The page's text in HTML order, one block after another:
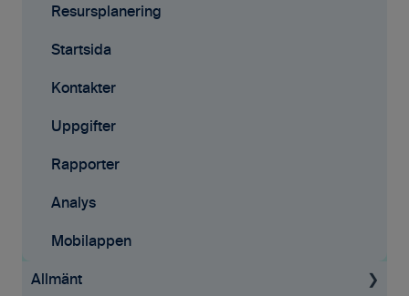
Kontakter
Tilläggstjänster
Rapporter
Startsida
Resursplanering
Analys
Avtal
API
Resursplanering
Startsida
Kontakter
Uppgifter
Rapporter
Analys
Mobilappen
Allmänt